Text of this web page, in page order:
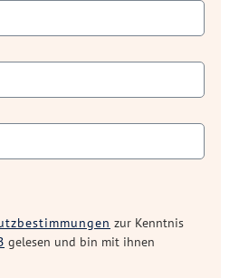
zur Kenntnis
gelesen und bin mit ihnen